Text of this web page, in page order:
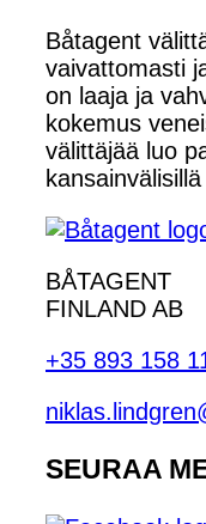
Båtagent
vaivattomasti
on laaja ja
kokemus
välittäjää luo
BÅTAGENT
FINLAND AB
+35 893 158
SEURAA